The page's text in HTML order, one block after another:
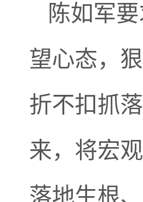
陈如军
望心态，
折不扣抓
来，将宏
落地生根